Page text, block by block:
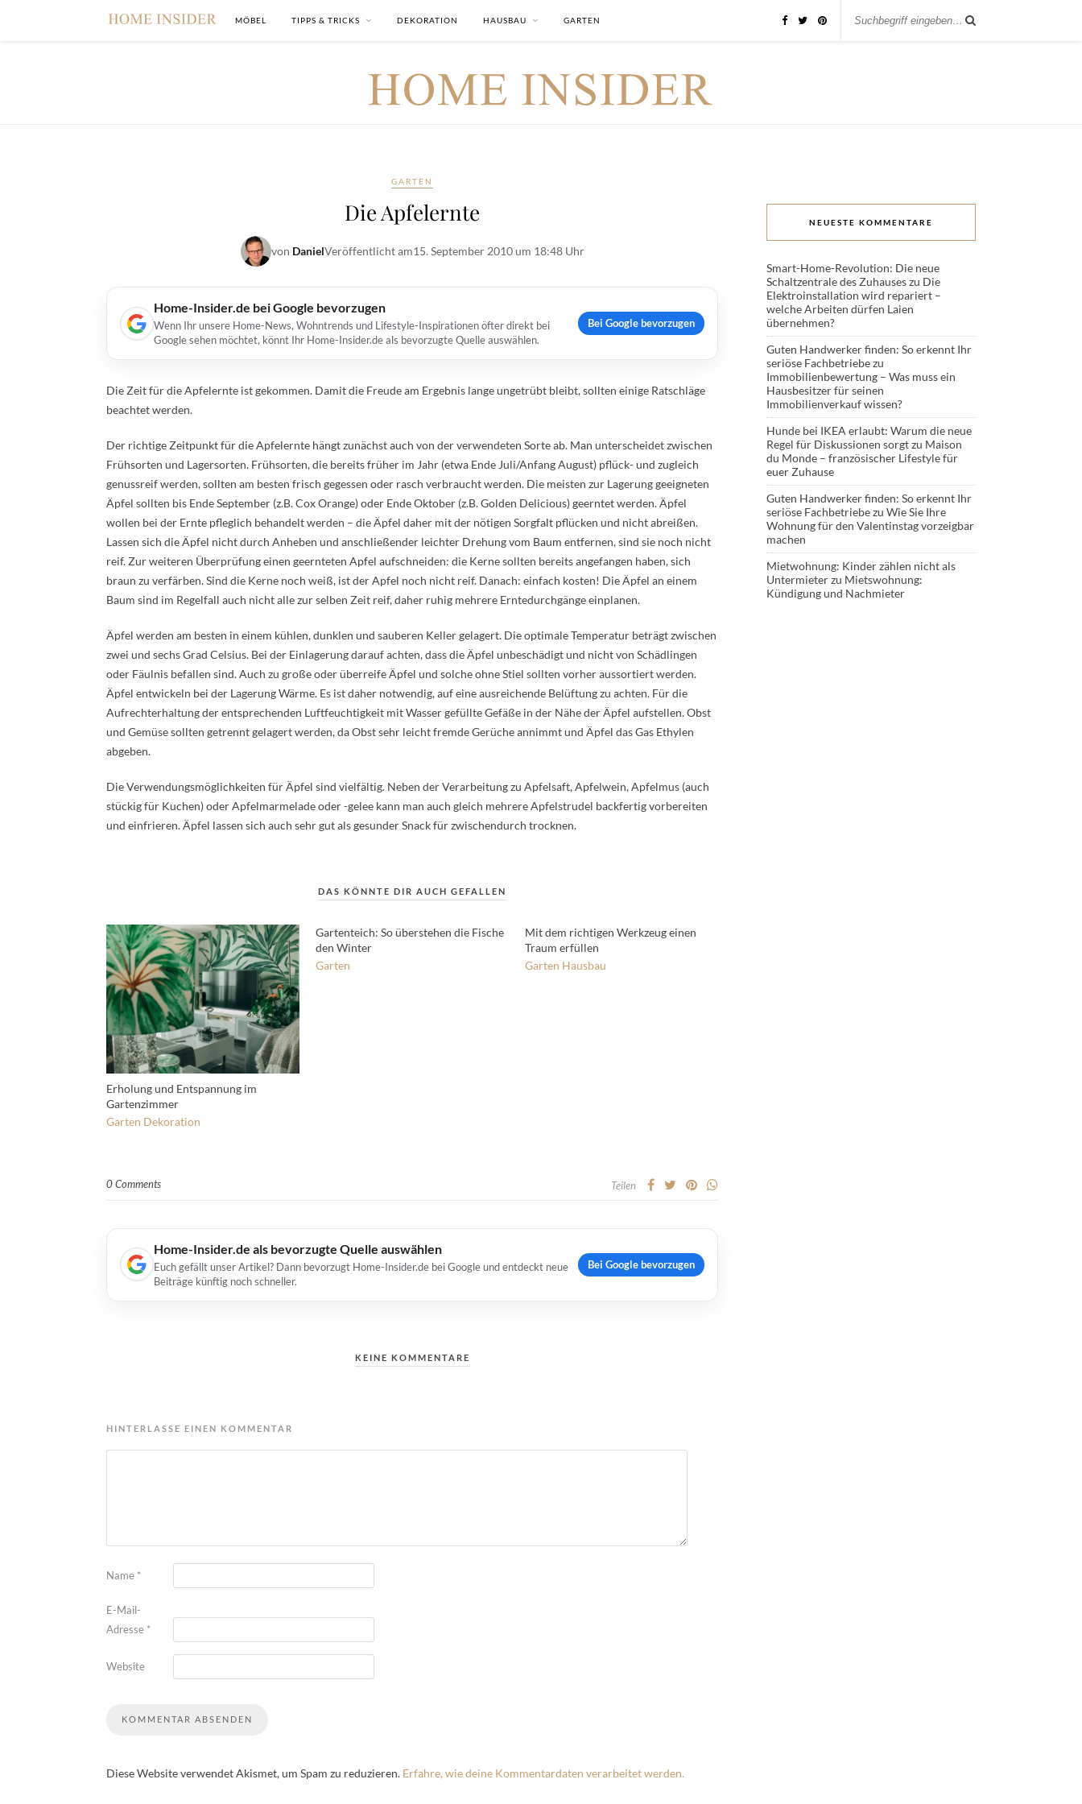
MÖBEL TIPPS & TRICKS DEKORATION HAUSBAU GARTEN
GARTEN
Die Apfelernte
von DanielVeröffentlicht am15. September 2010 um 18:48 Uhr
Home-Insider.de bei Google bevorzugen
Wenn Ihr unsere Home-News, Wohntrends und Lifestyle-Inspirationen öfter direkt bei
Google sehen möchtet, könnt Ihr Home-Insider.de als bevorzugte Quelle auswählen.
Bei Google bevorzugen
Die Zeit für die Apfelernte ist gekommen. Damit die Freude am Ergebnis lange ungetrübt bleibt, sollten einige Ratschläge
beachtet werden.
Der richtige Zeitpunkt für die Apfelernte hängt zunächst auch von der verwendeten Sorte ab. Man unterscheidet zwischen
Frühsorten und Lagersorten. Frühsorten, die bereits früher im Jahr (etwa Ende Juli/Anfang August) pflück- und zugleich
genussreif werden, sollten am besten frisch gegessen oder rasch verbraucht werden. Die meisten zur Lagerung geeigneten
Äpfel sollten bis Ende September (z.B. Cox Orange) oder Ende Oktober (z.B. Golden Delicious) geerntet werden. Äpfel
wollen bei der Ernte pfleglich behandelt werden – die Äpfel daher mit der nötigen Sorgfalt pflücken und nicht abreißen.
Lassen sich die Äpfel nicht durch Anheben und anschließender leichter Drehung vom Baum entfernen, sind sie noch nicht
reif. Zur weiteren Überprüfung einen geernteten Apfel aufschneiden: die Kerne sollten bereits angefangen haben, sich
braun zu verfärben. Sind die Kerne noch weiß, ist der Apfel noch nicht reif. Danach: einfach kosten! Die Äpfel an einem
Baum sind im Regelfall auch nicht alle zur selben Zeit reif, daher ruhig mehrere Erntedurchgänge einplanen.
Äpfel werden am besten in einem kühlen, dunklen und sauberen Keller gelagert. Die optimale Temperatur beträgt zwischen
zwei und sechs Grad Celsius. Bei der Einlagerung darauf achten, dass die Äpfel unbeschädigt und nicht von Schädlingen
oder Fäulnis befallen sind. Auch zu große oder überreife Äpfel und solche ohne Stiel sollten vorher aussortiert werden.
Äpfel entwickeln bei der Lagerung Wärme. Es ist daher notwendig, auf eine ausreichende Belüftung zu achten. Für die
Aufrechterhaltung der entsprechenden Luftfeuchtigkeit mit Wasser gefüllte Gefäße in der Nähe der Äpfel aufstellen. Obst
und Gemüse sollten getrennt gelagert werden, da Obst sehr leicht fremde Gerüche annimmt und Äpfel das Gas Ethylen
abgeben.
Die Verwendungsmöglichkeiten für Äpfel sind vielfältig. Neben der Verarbeitung zu Apfelsaft, Apfelwein, Apfelmus (auch
stückig für Kuchen) oder Apfelmarmelade oder -gelee kann man auch gleich mehrere Apfelstrudel backfertig vorbereiten
und einfrieren. Äpfel lassen sich auch sehr gut als gesunder Snack für zwischendurch trocknen.
DAS KÖNNTE DIR AUCH GEFALLEN
Erholung und Entspannung im
Gartenzimmer
Garten Dekoration
Gartenteich: So überstehen die Fische
den Winter
Garten
Mit dem richtigen Werkzeug einen
Traum erfüllen
Garten Hausbau
0 Comments Teilen
Home-Insider.de als bevorzugte Quelle auswählen
Euch gefällt unser Artikel? Dann bevorzugt Home-Insider.de bei Google und entdeckt neue
Beiträge künftig noch schneller.
Bei Google bevorzugen
KEINE KOMMENTARE
HINTERLASSE EINEN KOMMENTAR
Name *
E-Mail-
Adresse *
Website
Diese Website verwendet Akismet, um Spam zu reduzieren. Erfahre, wie deine Kommentardaten verarbeitet werden.
NEUESTE KOMMENTARE
Smart-Home-Revolution: Die neue
Schaltzentrale des Zuhauseszu Die
Elektroinstallation wird repariert –
welche Arbeiten dürfen Laien
übernehmen?
Guten Handwerker finden: So erkennt Ihr
seriöse Fachbetriebezu
Immobilienbewertung – Was muss ein
Hausbesitzer für seinen
Immobilienverkauf wissen?
Hunde bei IKEA erlaubt: Warum die neue
Regel für Diskussionen sorgtzu Maison
du Monde – französischer Lifestyle für
euer Zuhause
Guten Handwerker finden: So erkennt Ihr
seriöse Fachbetriebezu Wie Sie Ihre
Wohnung für den Valentinstag vorzeigbar
machen
Mietwohnung: Kinder zählen nicht als
Untermieterzu Mietswohnung:
Kündigung und Nachmieter